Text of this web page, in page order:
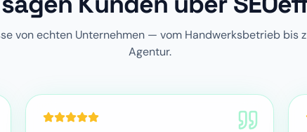
von echten Unternehmen — vom Handwerksbetrieb bis
Agentur.